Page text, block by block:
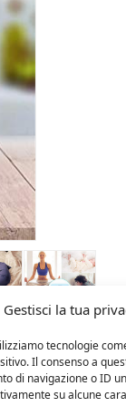
Gestisci la tua
tecnologie
Il consenso a
di navigazione o ID
su alcune
180 minuti (3
Debole /